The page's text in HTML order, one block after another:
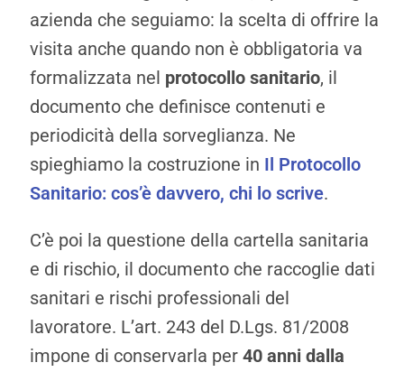
azienda che seguiamo: la scelta di offrire la
visita anche quando non è obbligatoria va
formalizzata nel protocollo sanitario, il
documento che definisce contenuti e
periodicità della sorveglianza. Ne
spieghiamo la costruzione in Il Protocollo
Sanitario: cos’è davvero, chi lo scrive.
C’è poi la questione della cartella sanitaria
e di rischio, il documento che raccoglie dati
sanitari e rischi professionali del
lavoratore. L’art. 243 del D.Lgs. 81/2008
impone di conservarla per 40 anni dalla